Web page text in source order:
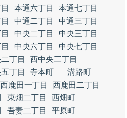
本通六丁目
本通七丁目
中通二丁目
中通三丁目
中央二丁目
中央三丁目
中央六丁目
中央七丁目
丁目
西中央三丁目
丁目 寺本町
溝路町
西鹿田一丁目
西鹿田二丁目
東畑二丁目
西畑町
吾妻二丁目 平原町